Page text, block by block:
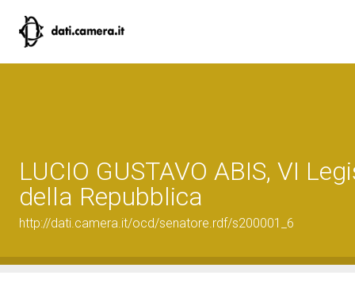
LUCIO GUSTAVO ABIS, VI
della Repubblica
http://dati.camera.it/ocd/senatore.rdf/s200001_6